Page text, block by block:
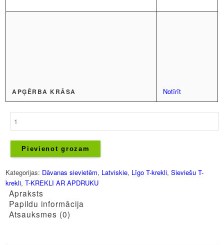
APĢĒRBA KRĀSA Notīrīt
Īstena
Latviete
daudzums
Pievienot grozam
Kategorijas: Dāvanas sievietēm, Latviskie, Līgo T-krekli,Sieviešu T-
krekli,T-KREKLI AR APDRUKU
Apraksts
Papildu informācija
Atsauksmes (0)